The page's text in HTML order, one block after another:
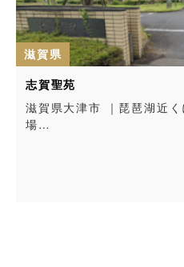
滋賀県
志賀聖苑
滋賀県大津市 ｜琵琶湖近
場…